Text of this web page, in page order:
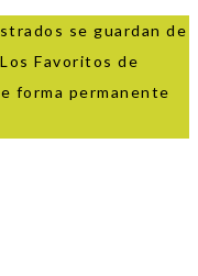
se guardan de
Favoritos de
forma permanente